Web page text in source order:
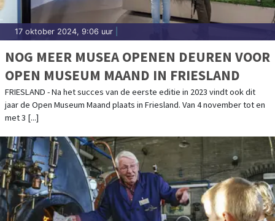
17 oktober 2024, 9:06 uur
NOG MEER MUSEA OPENEN DEUREN VOOR
OPEN MUSEUM MAAND IN FRIESLAND
FRIESLAND - Na het succes van de eerste editie in 2023 vindt ook dit
jaar de Open Museum Maand plaats in Friesland. Van 4 november tot en
met 3 [...]